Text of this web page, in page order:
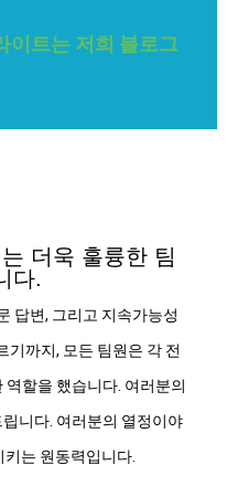
이트는 저희 블로그
더욱 훌륭한 팀
다.
답변, 그리고 지속가능성
기까지, 모든 팀원은 각 전
할을 했습니다. 여러분의
니다. 여러분의 열정이야
는 원동력입니다.